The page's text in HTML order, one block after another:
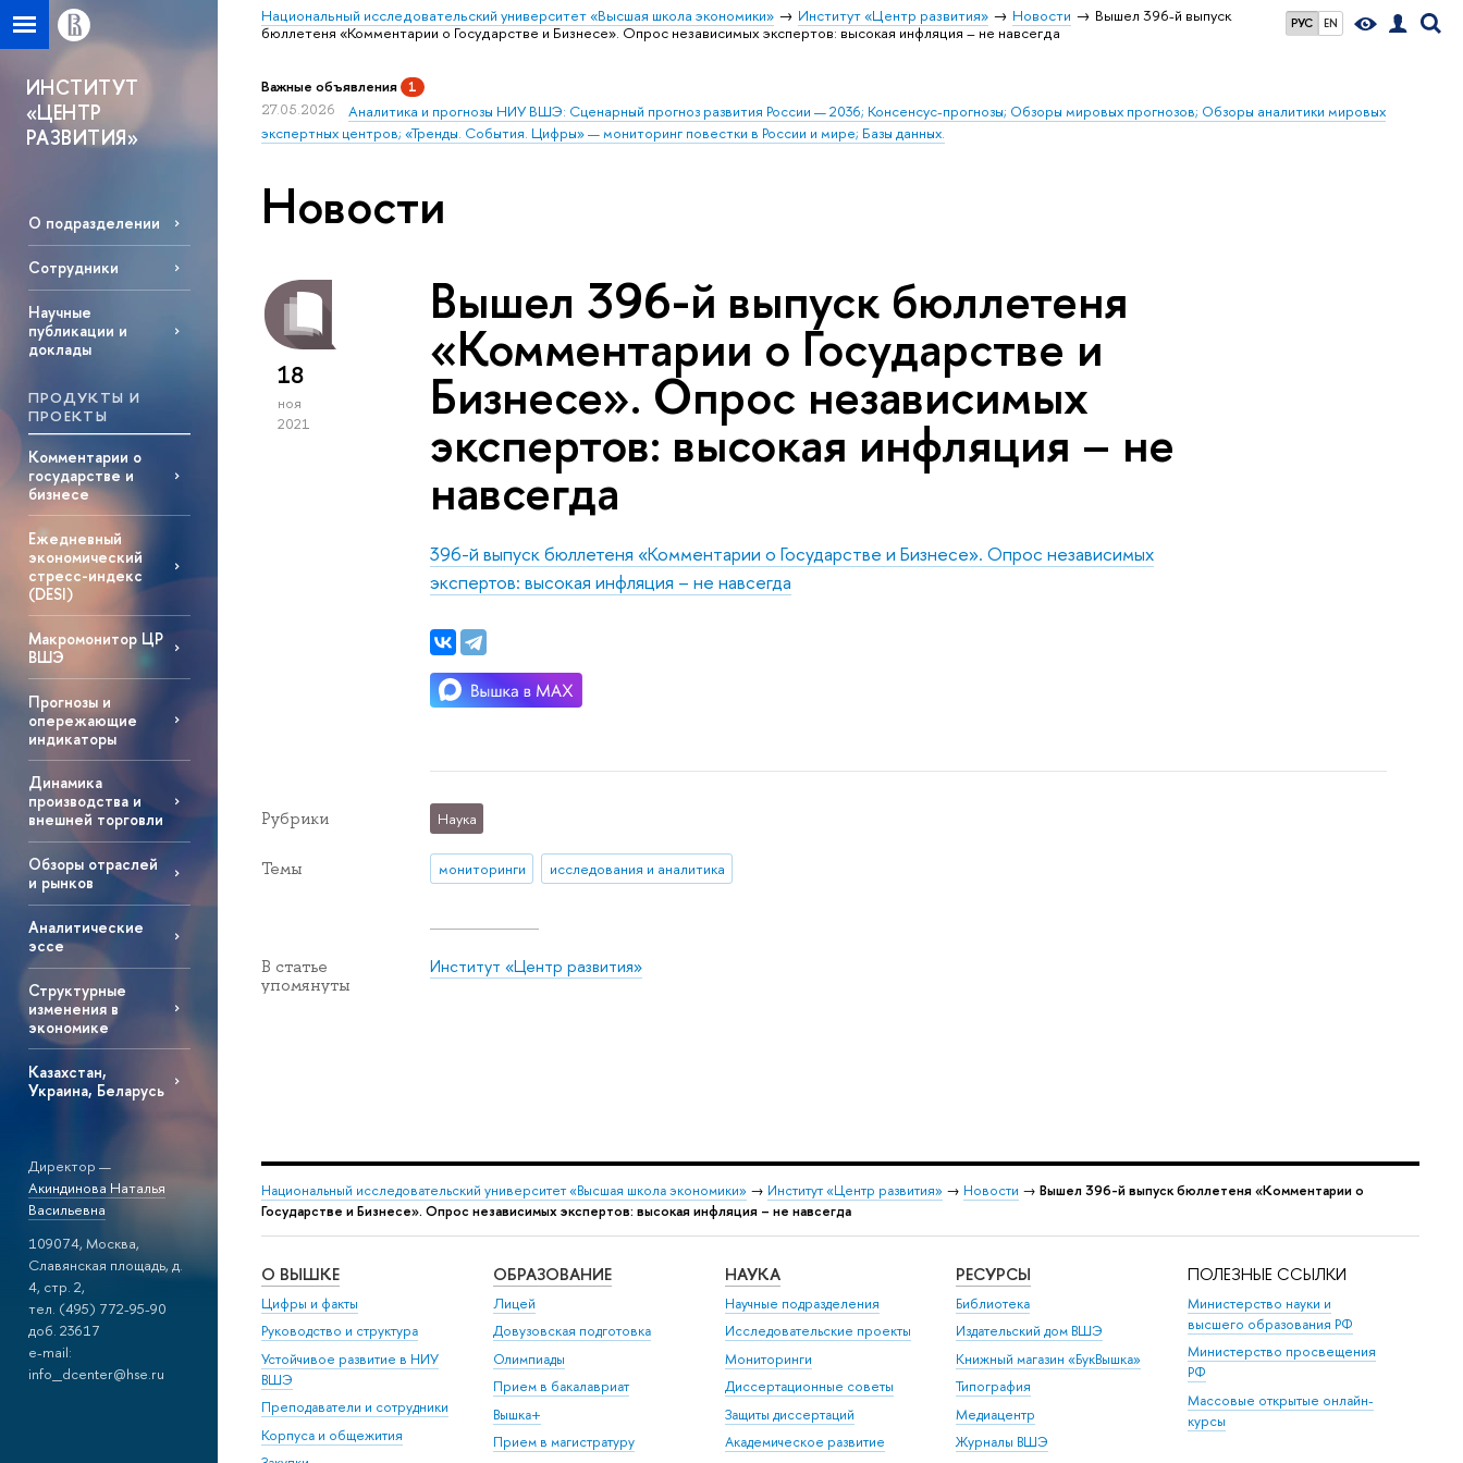
РУС EN
Национальный исследовательский университет «Высшая школа экономики» Институт «Центр развития» Новости
Вышел 396-й выпуск
бюллетеня «Комментарии о Государстве и Бизнесе». Опрос независимых экспертов: высокая инфляция – не навсегда
ИНСТИТУТ
«ЦЕНТР
РАЗВИТИЯ»
О подразделении
Сотрудники
Научные
публикации и
доклады
ПРОДУКТЫ И
ПРОЕКТЫ
Комментарии о
государстве и
бизнесе
Ежедневный
экономический
стресс-индекс
(DESI)
Макромонитор ЦР
ВШЭ
Прогнозы и
опережающие
индикаторы
Динамика
производства и
внешней торговли
Обзоры отраслей
и рынков
Аналитические
эссе
Структурные
изменения в
экономике
Казахстан,
Украина, Беларусь
Директор —
Акиндинова Наталья
Васильевна
109074, Москва,
Славянская площадь, д.
4, стр. 2,
тел. (495) 772-95-90
доб. 23617
e-mail:
info_dcenter@hse.ru
Важные объявления 1
27.05.2026
Аналитика и прогнозы НИУ ВШЭ: Сценарный прогноз развития России — 2036; Консенсус-прогнозы; Обзоры мировых прогнозов; Обзоры аналитики мировых
экспертных центров; «Тренды. События. Цифры» — мониторинг повестки в России и мире; Базы данных.
Новости
18
ноя
2021
Вышел 396-й выпуск бюллетеня
«Комментарии о Государстве и
Бизнесе». Опрос независимых
экспертов: высокая инфляция – не
навсегда
396-й выпуск бюллетеня «Комментарии о Государстве и Бизнесе». Опрос независимых
экспертов: высокая инфляция – не навсегда
Рубрики Наука
Темы мониторинги исследования и аналитика
В статье
упомянуты
Институт «Центр развития»
Национальный исследовательский университет «Высшая школа экономики» → Институт «Центр развития» → Новости → Вышел 396-й выпуск бюллетеня «Комментарии о
Государстве и Бизнесе». Опрос независимых экспертов: высокая инфляция – не навсегда
О ВЫШКЕ
Цифры и факты
Руководство и структура
Устойчивое развитие в НИУ
ВШЭ
Преподаватели и сотрудники
Корпуса и общежития
ОБРАЗОВАНИЕ
Лицей
Довузовская подготовка
Олимпиады
Прием в бакалавриат
Вышка+
Прием в магистратуру
НАУКА
Научные подразделения
Исследовательские проекты
Мониторинги
Диссертационные советы
Защиты диссертаций
Академическое развитие
РЕСУРСЫ
Библиотека
Издательский дом ВШЭ
Книжный магазин «БукВышка»
Типография
Медиацентр
Журналы ВШЭ
ПОЛЕЗНЫЕ ССЫЛКИ
Министерство науки и
высшего образования РФ
Министерство просвещения
РФ
Массовые открытые онлайн-
курсы